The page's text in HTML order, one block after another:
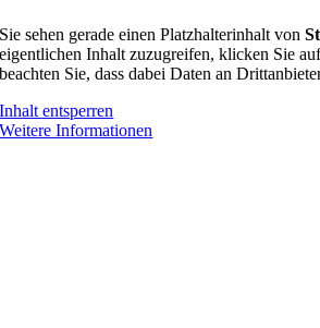
Sie sehen gerade einen Platzhalterinhalt von
eigentlichen Inhalt zuzugreifen, klicken Sie
beachten Sie, dass dabei Daten an
Inhalt entsperren
Weitere Informationen